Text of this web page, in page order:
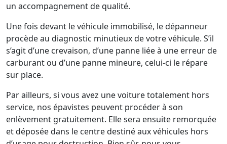
un accompagnement de qualité.
Une fois devant le véhicule immobilisé, le dépanneur
procède au diagnostic minutieux de votre véhicule. S’il
s’agit d’une crevaison, d’une panne liée à une erreur de
carburant ou d’une panne mineure, celui-ci le répare
sur place.
Par ailleurs, si vous avez une voiture totalement hors
service, nos épavistes peuvent procéder à son
enlèvement gratuitement. Elle sera ensuite remorquée
et déposée dans le centre destiné aux véhicules hors